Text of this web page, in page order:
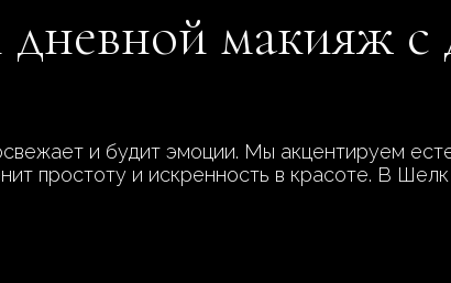
дневной макияж
и будит эмоции. Мы акцентируем
простоту и искренность в красоте. В